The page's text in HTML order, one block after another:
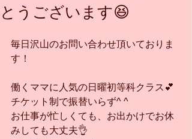
とうございます😆
毎日沢山のお問い合わせ頂いておりま
す！
働くママに人気の日曜初等科クラス💕
チケット制で振替いらず^ ^
お仕事が忙しくても、お出かけでお休
みしても大丈夫👌